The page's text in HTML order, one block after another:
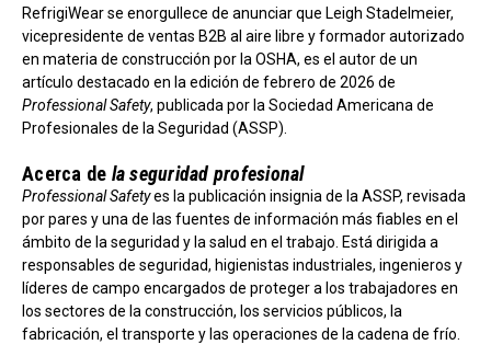
RefrigiWear se enorgullece de anunciar que Leigh Stadelmeier,
vicepresidente de ventas B2B al aire libre y formador autorizado
en materia de construcción por la OSHA, es el autor de un
artículo destacado en la edición de febrero de 2026 de
Professional Safety, publicada por la Sociedad Americana de
Profesionales de la Seguridad (ASSP).
Acerca de la seguridad profesional
Professional Safetyes la publicación insignia de la ASSP, revisada
por pares y una de las fuentes de información más fiables en el
ámbito de la seguridad y la salud en el trabajo. Está dirigida a
responsables de seguridad, higienistas industriales, ingenieros y
líderes de campo encargados de proteger a los trabajadores en
los sectores de la construcción, los servicios públicos, la
fabricación, el transporte y las operaciones de la cadena de frío.